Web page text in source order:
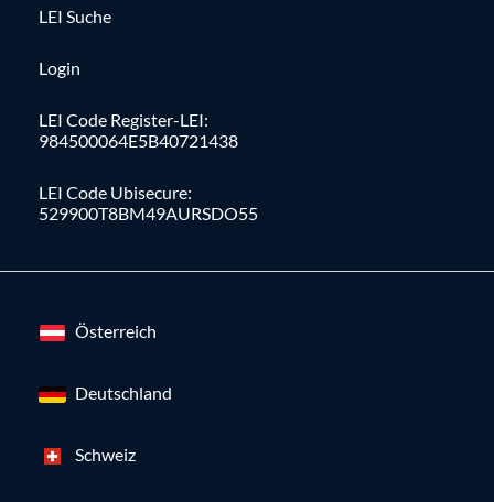
LEI Suche
Login
LEI Code Register-LEI:
984500064E5B40721438
LEI Code Ubisecure:
529900T8BM49AURSDO55
Österreich
Deutschland
Schweiz